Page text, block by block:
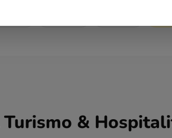
Turismo &